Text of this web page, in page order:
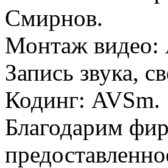
Смирнов.
Монтаж видео:
Запись звука,
Кодинг: AVSm.
Благодарим